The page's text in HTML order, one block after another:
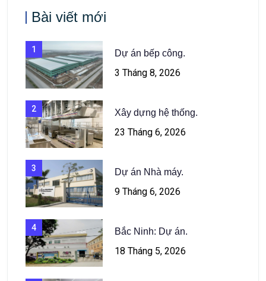
Bài viết mới
1 Dự án bếp công.
3 Tháng 8, 2026
2 Xây dựng hệ thống.
23 Tháng 6, 2026
3 Dự án Nhà máy.
9 Tháng 6, 2026
4 Bắc Ninh: Dự án.
18 Tháng 5, 2026